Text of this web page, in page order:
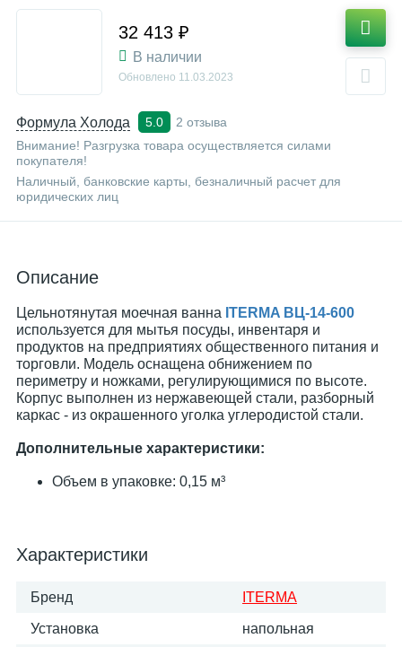
Формула Холода 5.0
2 отзыва
Внимание! Разгрузка товара осуществляется силами
покупателя!
Наличный, банковские карты, безналичный расчет для
юридических лиц
32 413 ₽
В наличии
Обновлено 11.03.2023
Описание
Цельнотянутая моечная ванна ITERMA ВЦ-14-600
используется для мытья посуды, инвентаря и
продуктов на предприятиях общественного питания и
торговли. Модель оснащена обнижением по
периметру и ножками, регулирующимися по высоте.
Корпус выполнен из нержавеющей стали, разборный
каркас - из окрашенного уголка углеродистой стали.
Дополнительные характеристики:
Объем в упаковке: 0,15 м³
Характеристики
Бренд ITERMA
Установка напольная